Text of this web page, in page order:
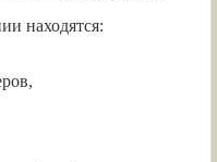
находятся: